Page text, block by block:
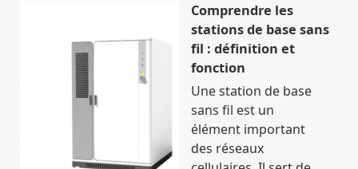
Comprendre les
stations de base sans
fil : définition et
fonction
Une station de base
sans fil est un
élément important
des réseaux